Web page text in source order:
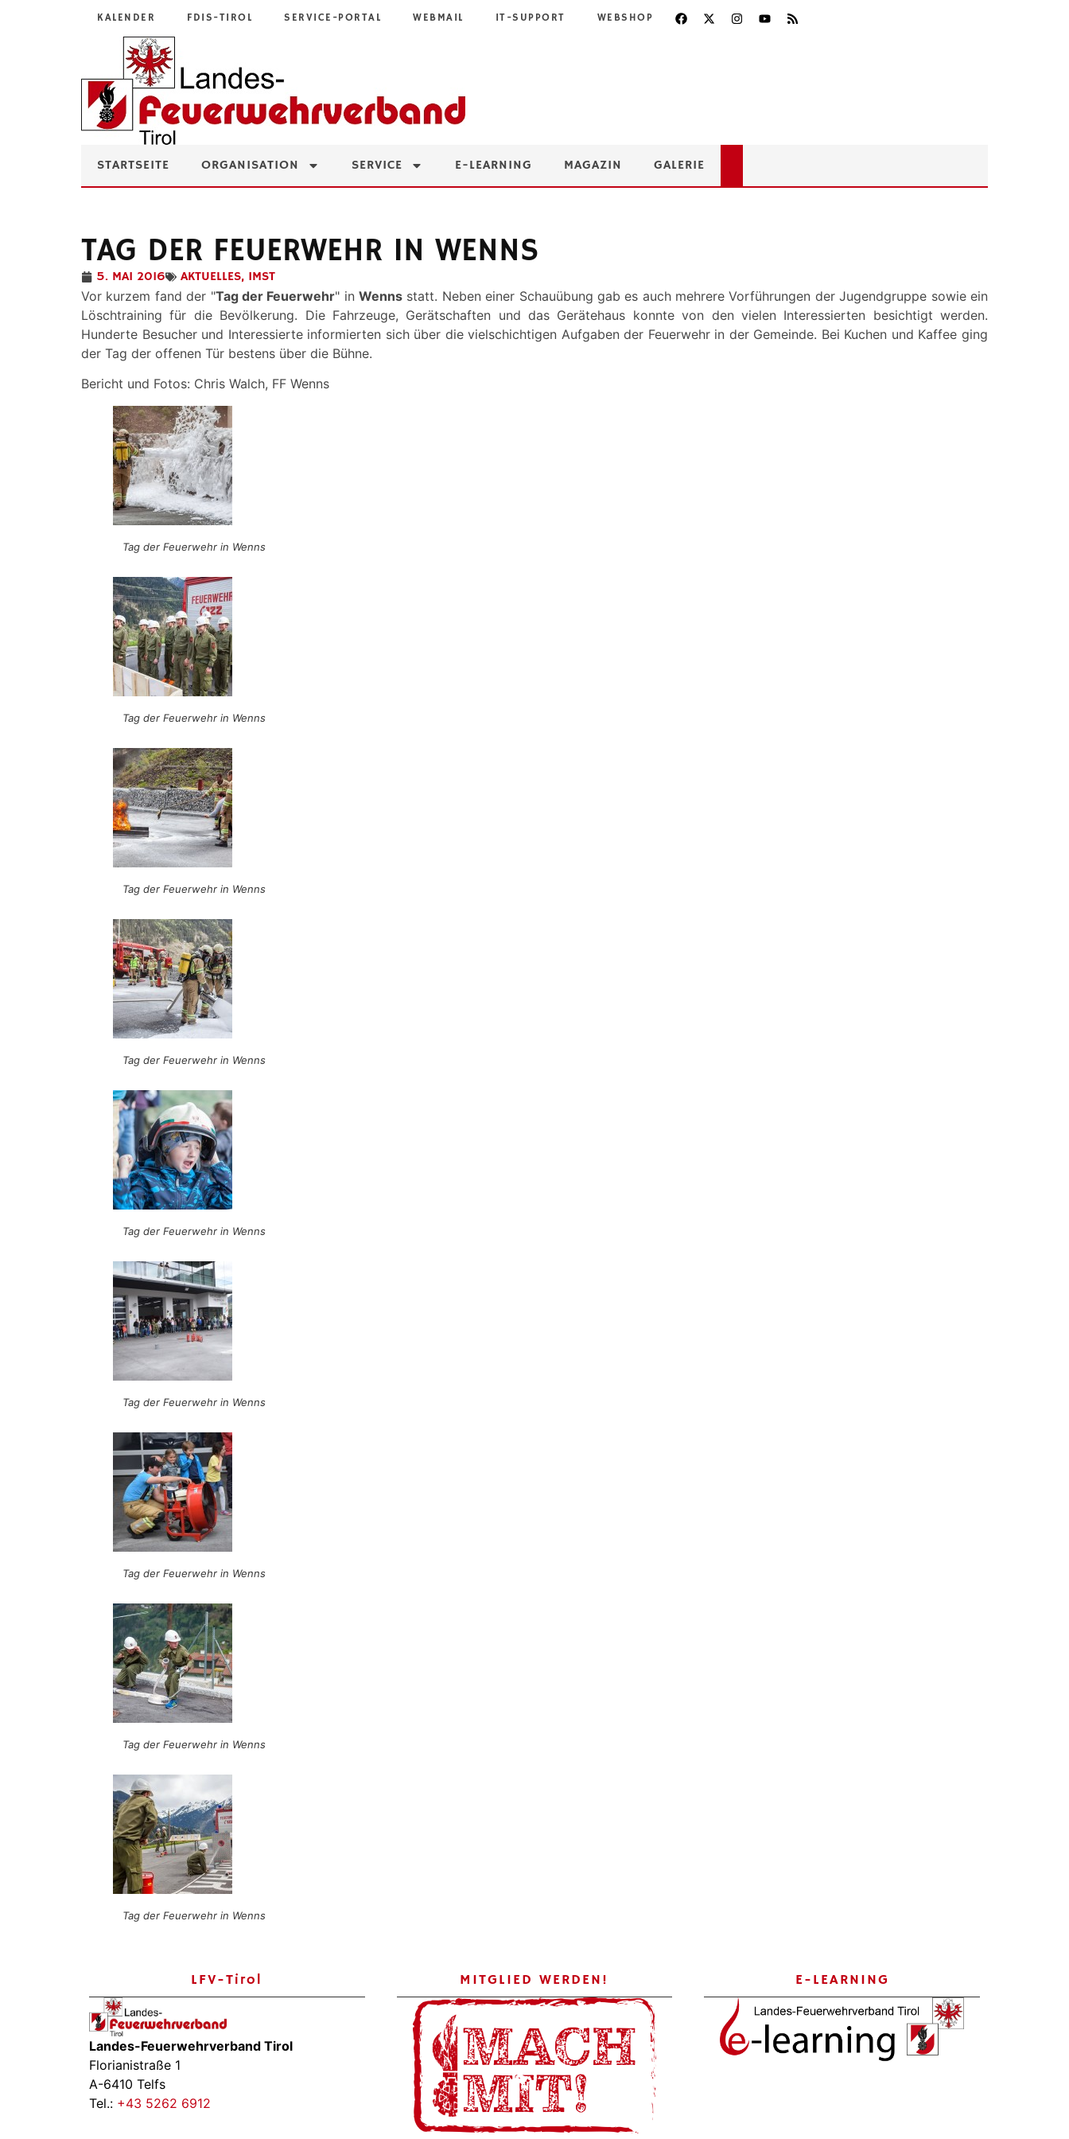
KALENDER FDIS-TIROL SERVICE-PORTAL WEBMAIL IT-SUPPORT WEBSHOP
STARTSEITE ORGANISATION SERVICE E-LEARNING MAGAZIN GALERIE
TAG DER FEUERWEHR IN WENNS
5. MAI 2016 AKTUELLES, IMST
Vor kurzem fand der "Tag der Feuerwehr" inWenns statt. Neben einer Schauübung gab es auch mehrere Vorführungen der Jugendgruppe sowie ein
Löschtraining für die Bevölkerung. Die Fahrzeuge, Gerätschaften und das Gerätehaus konnte von den vielen Interessierten besichtigt werden.
Hunderte Besucher und Interessierte informierten sich über die vielschichtigen Aufgaben der Feuerwehr in der Gemeinde. Bei Kuchen und Kaffee ging
der Tag der offenen Tür bestens über die Bühne.
Bericht und Fotos: Chris Walch, FF Wenns
Tag der Feuerwehr in Wenns
Tag der Feuerwehr in Wenns
Tag der Feuerwehr in Wenns
Tag der Feuerwehr in Wenns
Tag der Feuerwehr in Wenns
Tag der Feuerwehr in Wenns
Tag der Feuerwehr in Wenns
Tag der Feuerwehr in Wenns
Tag der Feuerwehr in Wenns
LFV-Tirol
Landes-Feuerwehrverband Tirol
Florianistraße 1
A-6410 Telfs
Tel.: +43 5262 6912
MITGLIED WERDEN! E-LEARNING